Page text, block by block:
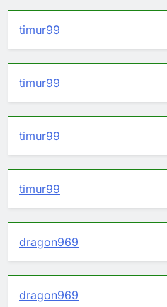
timur99
timur99
timur99
timur99
dragon969
dragon969